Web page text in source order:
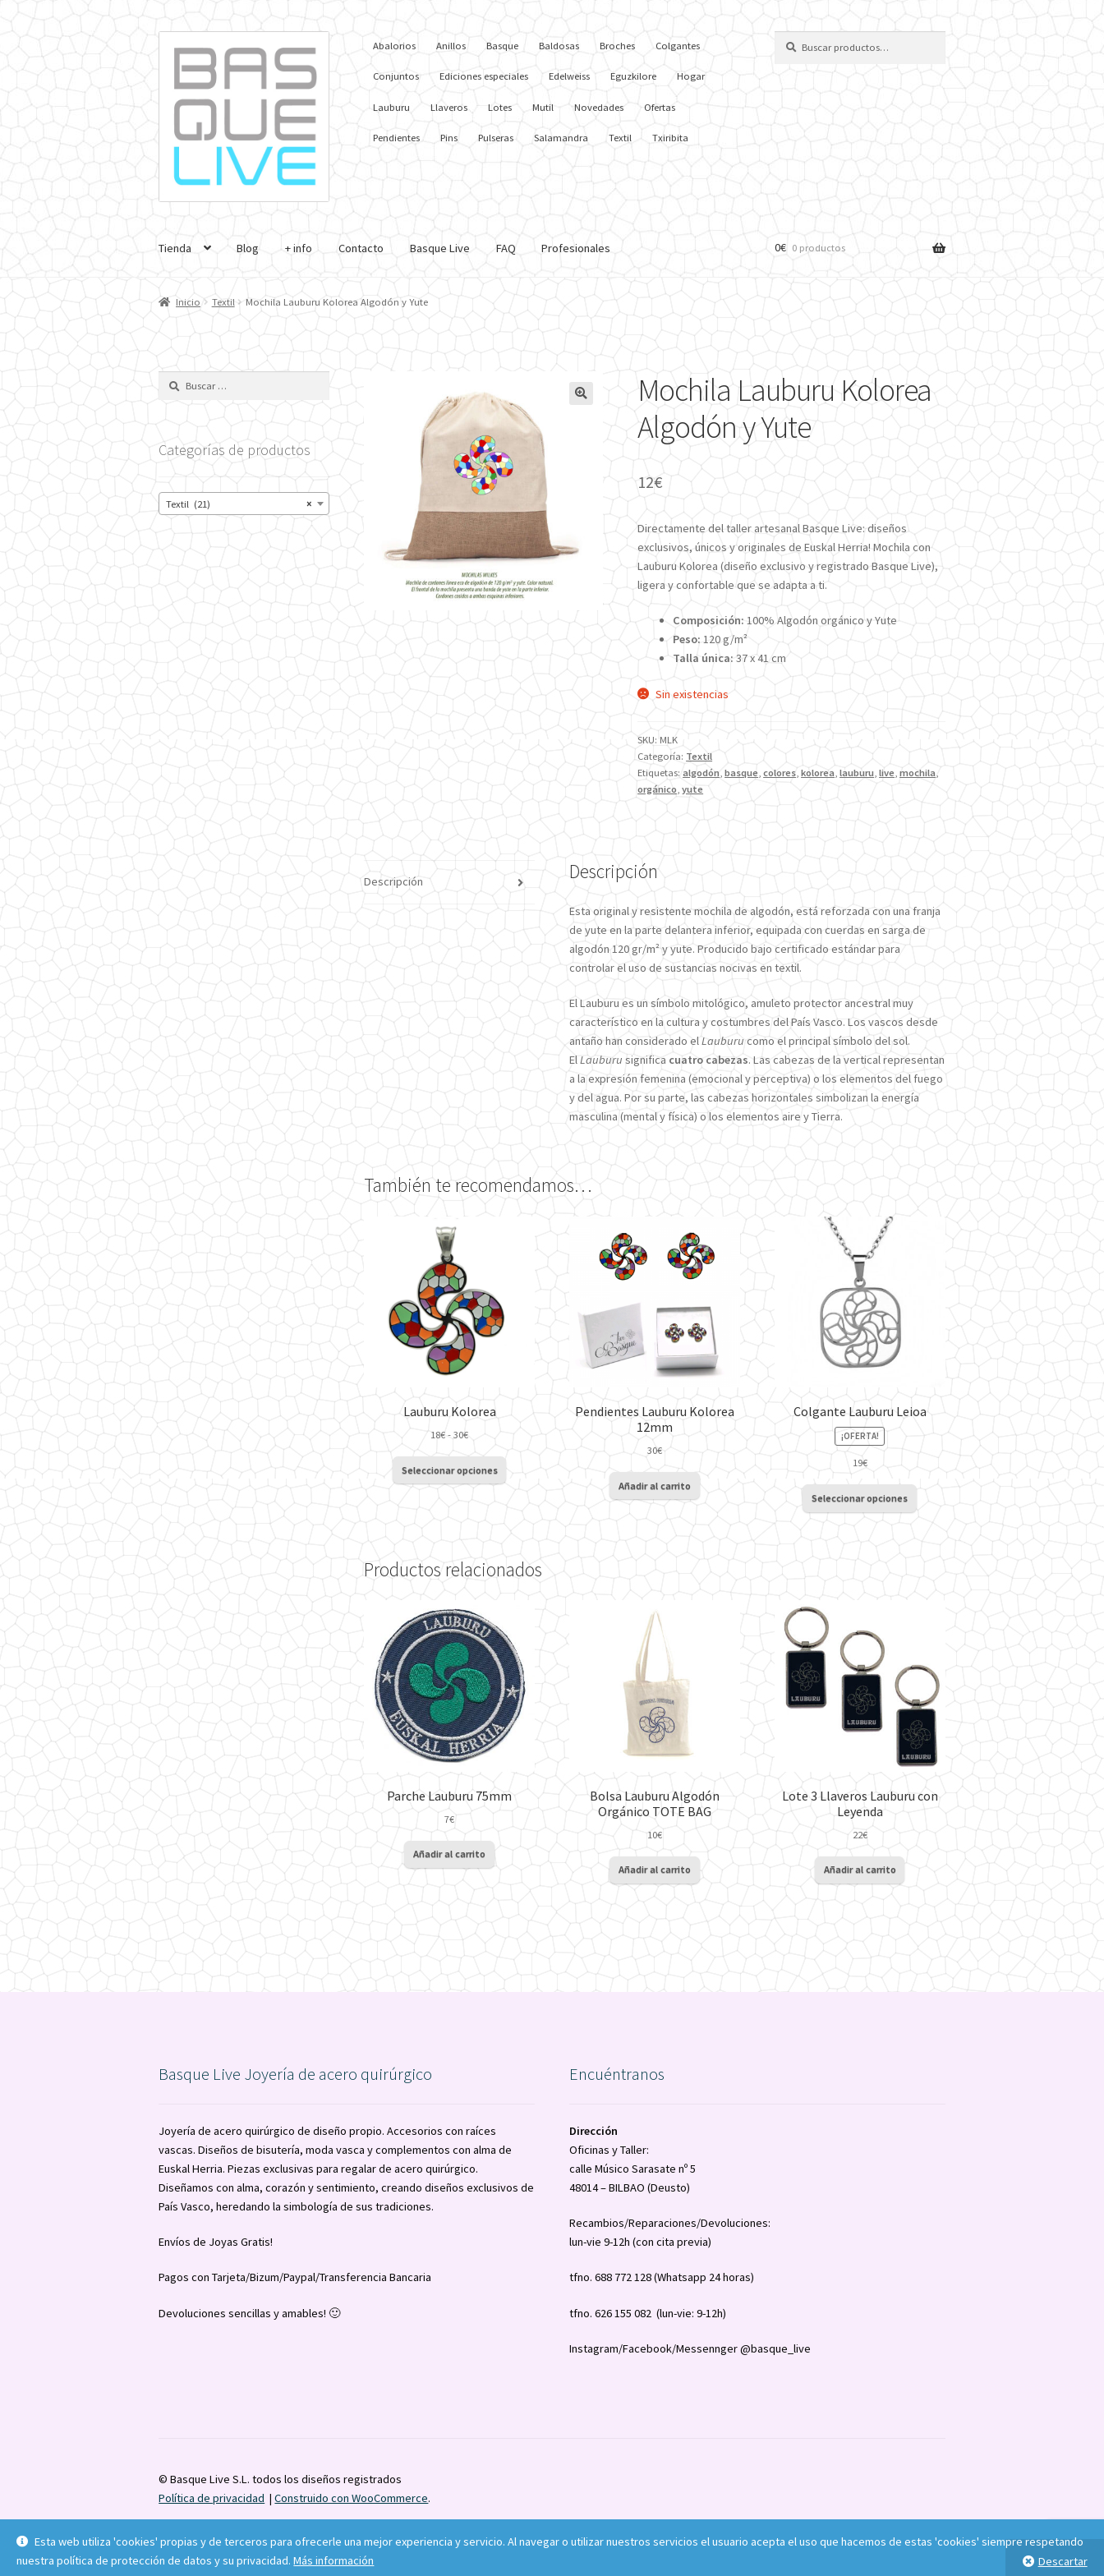
Esta web utiliza 'cookies' propias y de terceros para ofrecerle una mejor experiencia y servicio. Al navegar o utilizar nuestros servicios el usuario acepta el uso que hacemos de estas 'cookies' siempre respetando
nuestra política de protección de datos y su privacidad.Más información Descartar
navegación
contenido
Abalorios Anillos Basque Baldosas Broches Colgantes
Conjuntos Ediciones especiales Edelweiss Eguzkilore Hogar
Lauburu Llaveros Lotes Mutil Novedades Ofertas
Pendientes Pins Pulseras Salamandra Textil Txiribita
por:
Tienda Blog + info Contacto Basque Live FAQ Profesionales 0€ 0 productos
Inicio Textil Mochila Lauburu Kolorea Algodón y Yute
Mochila Lauburu Kolorea
Algodón y Yute
12€
Directamente del taller artesanal Basque Live: diseños
exclusivos, únicos y originales de Euskal Herria!Mochila con
Lauburu Kolorea (diseño exclusivo y registrado Basque Live),
ligera y confortable que se adapta a ti.
Composición: 100% Algodón orgánico y Yute
Peso:120 g/m²
Talla única: 37 x 41 cm
Sin existencias
SKU: MLK
Categoría: Textil
Etiquetas:algodón,basque,colores,kolorea,lauburu,live,mochila,
orgánico,yute
Descripción Descripción
Esta original y resistente mochila de algodón, está reforzada con una franja
de yute en la parte delantera inferior, equipada con cuerdas en sarga de
algodón 120 gr/m² y yute. Producido bajo certificado estándar para
controlar el uso de sustancias nocivas en textil.
El Lauburu es un símbolo mitológico, amuleto protector ancestral muy
característico en la cultura y costumbres del País Vasco. Los vascos desde
antaño han considerado elLauburucomo el principal símbolo del sol.
ElLauburu significa cuatro cabezas. Las cabezas de la vertical representan
a la expresión femenina (emocional y perceptiva) o los elementos del fuego
y del agua. Por su parte, las cabezas horizontales simbolizan la energía
masculina (mental y física) o los elementos aire y Tierra.
También te recomendamos…
Lauburu Kolorea
18€ - 30€Rango
de
precios:
desde
18€
Seleccionar opciones
múltiples
variantes.
opciones
se
pueden
la
página
de
producto
Pendientes Lauburu Kolorea
12mm
30€
Añadir al carrito
Colgante Lauburu Leioa
¡OFERTA!
19€
Seleccionar opciones
Este
producto
tiene
múltiples
variantes.
opciones
la
página
de
producto
Productos relacionados
Parche Lauburu 75mm
7€
Añadir al carrito
Bolsa Lauburu Algodón
Orgánico TOTE BAG
10€
Añadir al carrito
Lote 3 Llaveros Lauburu con
Leyenda
22€
Añadir al carrito
Categorías de productos
×
Textil (21)
Basque Live Joyería de acero quirúrgico
Joyería de acero quirúrgico de diseño propio. Accesorios con raíces
vascas. Diseños de bisutería, moda vasca y complementos con alma de
Euskal Herria. Piezas exclusivas para regalar de acero quirúrgico.
Diseñamos con alma, corazón y sentimiento, creando diseños exclusivos de
País Vasco, heredando la simbología de sus tradiciones.
Envíos de Joyas Gratis!
Pagos con Tarjeta/Bizum/Paypal/Transferencia Bancaria
Devoluciones sencillas y amables! 🙂
Encuéntranos
Dirección
Oficinas y Taller:
calle Músico Sarasate nº 5
48014 – BILBAO (Deusto)
Recambios/Reparaciones/Devoluciones:
lun-vie 9-12h (con cita previa)
tfno. 688 772 128 (Whatsapp 24 horas)
tfno. 626 155 082 (lun-vie: 9-12h)
Instagram/Facebook/Messennger @basque_live
© Basque Live S.L. todos los diseños registrados
Política de privacidad
Construido con WooCommerce.